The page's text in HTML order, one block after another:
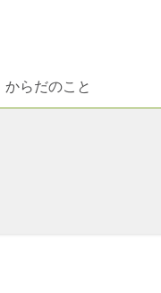
からだのこと